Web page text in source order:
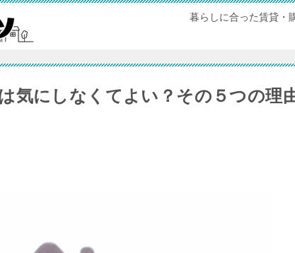
暮らしに合った賃貸・
気にしなくてよい？その５つの理